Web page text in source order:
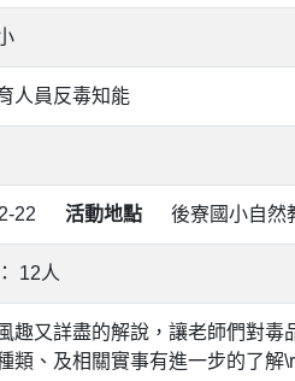
人員反毒知能
22 活動地點 後寮國小自然
12人
趣又詳盡的解說，讓老師們對毒
類、及相關實事有進一步的了解